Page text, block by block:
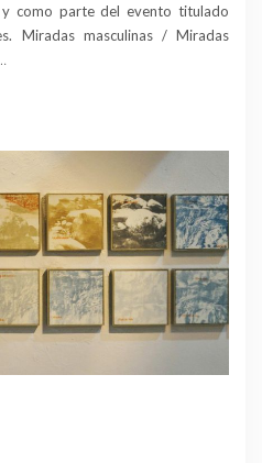
y como parte del evento titulado
Miradas masculinas / Miradas